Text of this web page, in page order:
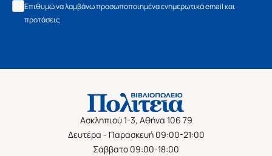
Επιθυμώ να λαμβάνω προσωποποιημένα ενημερωτικά email και
προτάσεις
Ασκληπιού 1-3, Αθήνα 106 79
Δευτέρα - Παρασκευή 09:00-21:00
Σάββατο 09:00-18:00